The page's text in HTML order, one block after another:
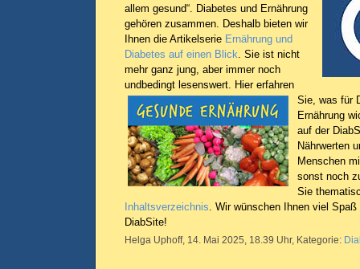
allem gesund“. Diabetes und Ernährung
gehören zusammen. Deshalb bieten wir
Ihnen die Artikelserie Ernährung und
Diabetes auf einen Blick. Sie ist nicht
mehr ganz jung, aber immer noch
undbedingt lesenswert. Hier erfahren
Sie, was für
Ernährung
auf der
Nährwerten
Menschen
sonst noch
Sie
Inhaltsverzeichnis. Wir wünschen Ihnen viel
DiabSite!
Helga Uphoff, 14. Mai 2025, 18.39 Uhr, Kategorie: